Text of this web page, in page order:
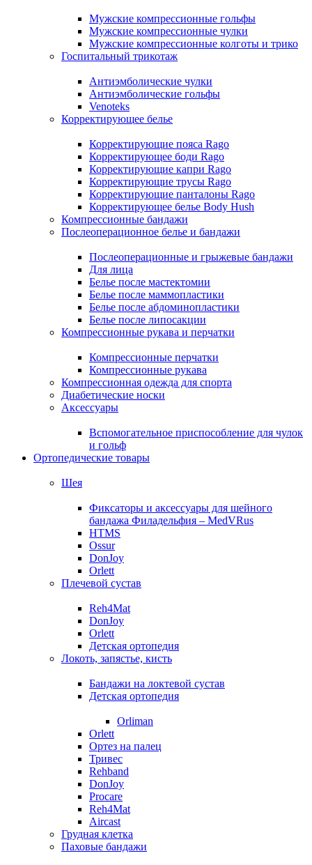
Мужские компрессионные гольфы
Мужские компрессионные чулки
Мужские компрессионные колготы и трико
Госпитальный трикотаж
Антиэмболические чулки
Антиэмболические гольфы
Venoteks
Корректирующее белье
Корректирующие пояса Rago
Корректирующее боди Rago
Корректирующие капри Rago
Корректирующие трусы Rago
Корректирующие панталоны Rago
Корректирующее белье Body Hush
Компрессионные бандажи
Послеоперационное белье и бандажи
Послеоперационные и грыжевые бандажи
Для лица
Белье после мастектомии
Белье после маммопластики
Белье после абдоминопластики
Белье после липосакции
Компрессионные рукава и перчатки
Компрессионные перчатки
Компрессионные рукава
Компрессионная одежда для спорта
Диабетические носки
Аксессуары
Вспомогательное приспособление для чулок
и гольф
Ортопедические товары
Шея
Фиксаторы и аксессуары для шейного
бандажа Филадельфия – MedVRus
HTMS
Ossur
DonJoy
Orlett
Плечевой сустав
Reh4Mat
DonJoy
Orlett
Детская ортопедия
Локоть, запястье, кисть
Бандажи на локтевой сустав
Детская ортопедия
Orliman
Orlett
Ортез на палец
Тривес
Rehband
DonJoy
Procare
Reh4Mat
Aircast
Грудная клетка
Паховые бандажи